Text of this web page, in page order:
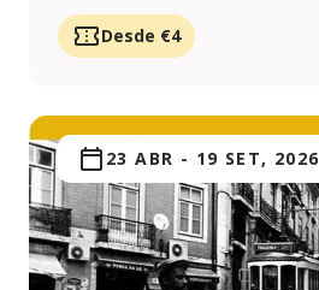
Desde €4
23 ABR - 19 SET, 2026